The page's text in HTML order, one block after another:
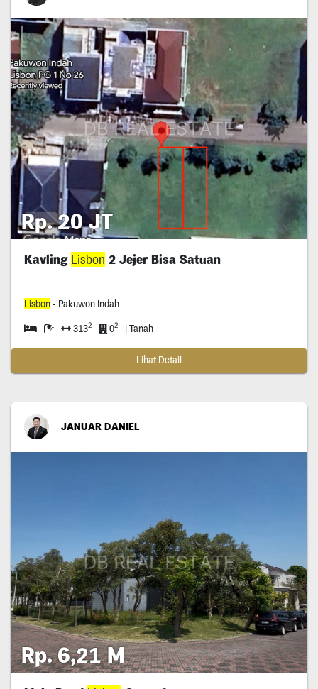
Rp. 20 JT
Kavling Lisbon 2 Jejer Bisa Satuan
Lisbon- Pakuwon Indah
3132 02 | Tanah
Lihat Detail
JANUAR DANIEL
Rp. 6,21 M